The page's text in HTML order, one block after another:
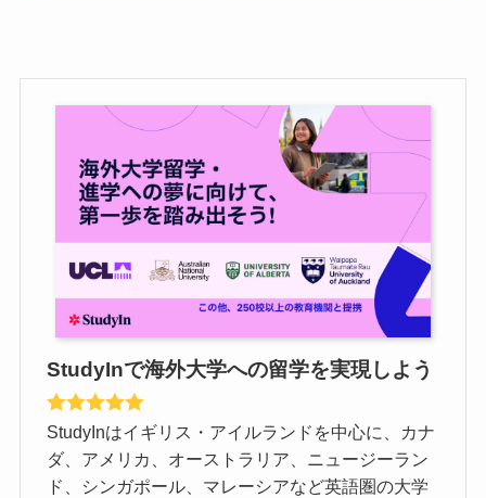
StudyInで海外大学への留学を実現しよう
StudyInはイギリス・アイルランドを中心に、カナ
ダ、アメリカ、オーストラリア、ニュージーラン
ド、シンガポール、マレーシアなど英語圏の大学